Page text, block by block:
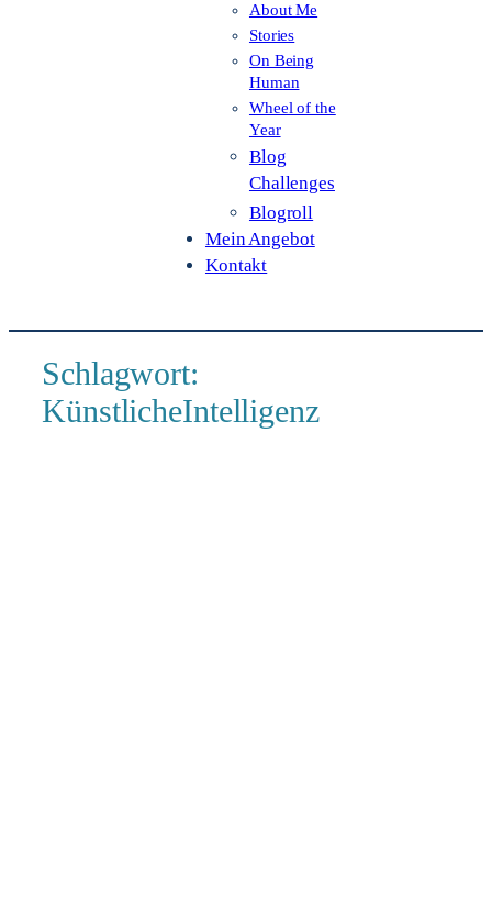
About Me
Stories
On Being
Human
Wheel of the
Year
Blog
Challenges
Blogroll
Mein Angebot
Kontakt
Schlagwort:
KünstlicheIntelligenz